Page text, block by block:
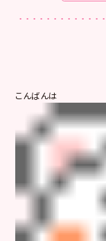
こんばんは